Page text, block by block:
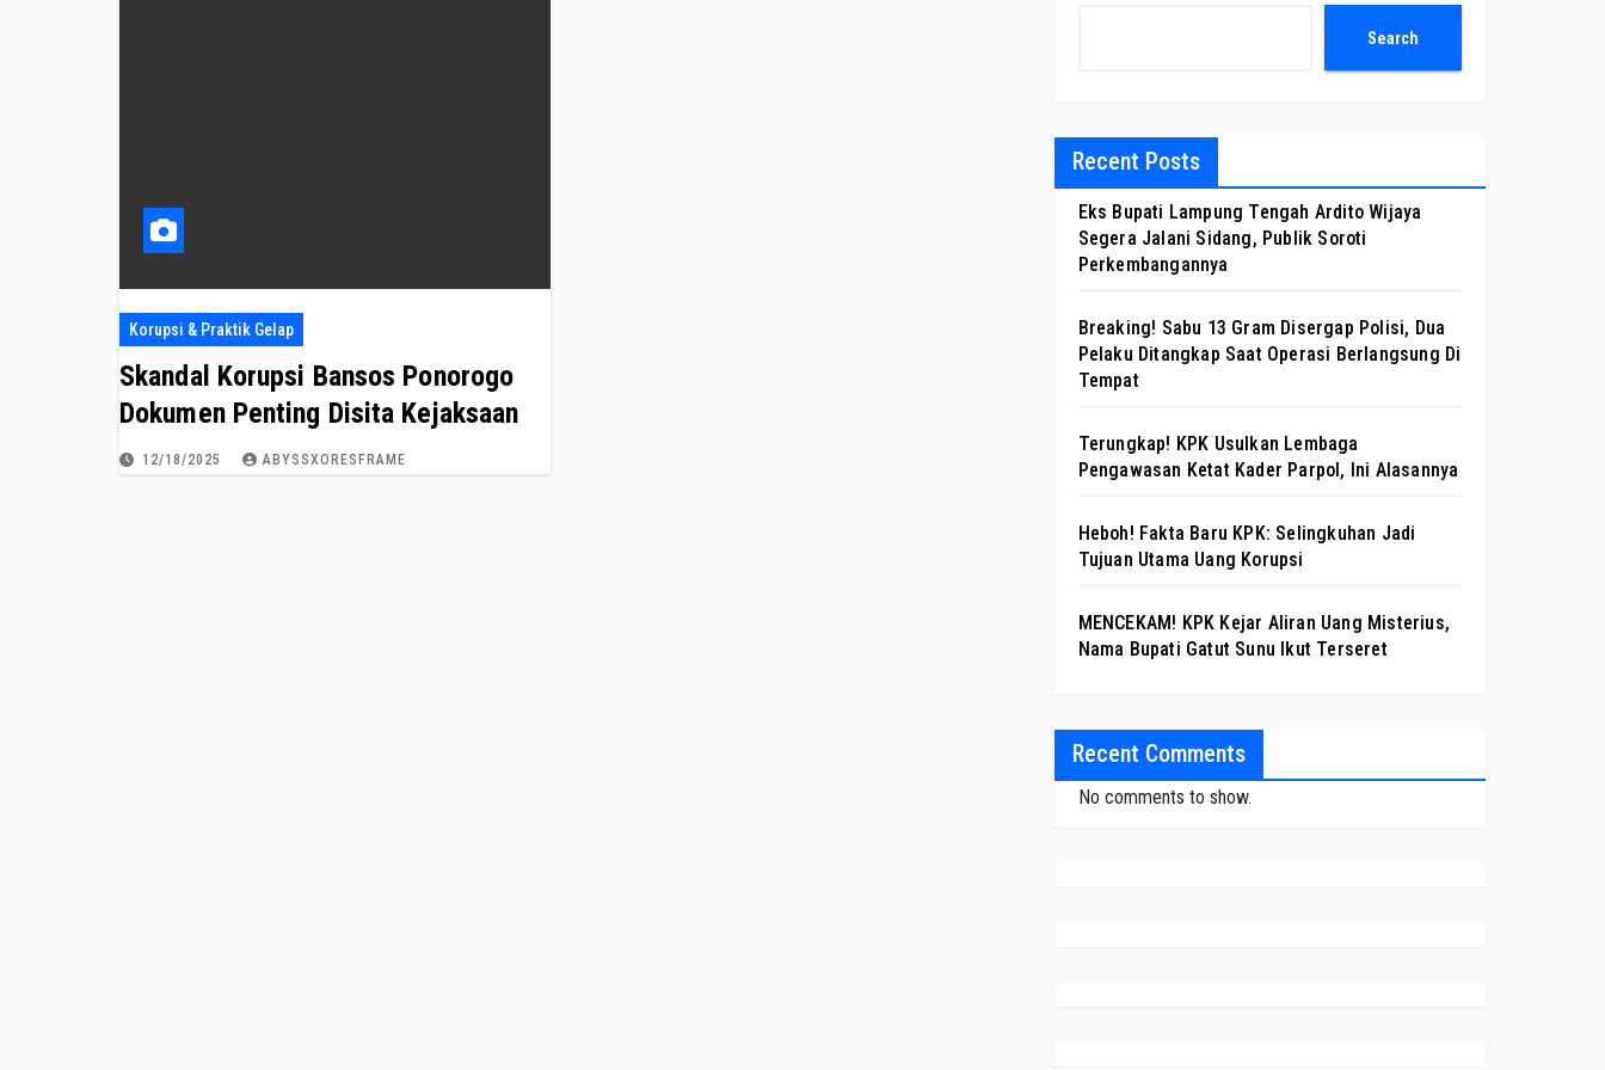
Korupsi & Praktik Gelap
Skandal Korupsi Bansos Ponorogo
Dokumen Penting Disita Kejaksaan
12/18/2025 ABYSSXORESFRAME
Search
Recent Posts
Eks Bupati Lampung Tengah Ardito Wijaya
Segera Jalani Sidang, Publik Soroti
Perkembangannya
Breaking! Sabu 13 Gram Disergap Polisi, Dua
Pelaku Ditangkap Saat Operasi Berlangsung Di
Tempat
Terungkap! KPK Usulkan Lembaga
Pengawasan Ketat Kader Parpol, Ini Alasannya
Heboh! Fakta Baru KPK: Selingkuhan Jadi
Tujuan Utama Uang Korupsi
MENCEKAM! KPK Kejar Aliran Uang Misterius,
Nama Bupati Gatut Sunu Ikut Terseret
Recent Comments
No comments to show.